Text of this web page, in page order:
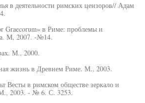
в деятельности римских цензоров// Адам
Graecorum» в Риме: проблемы и
М, 2007. -№14.
М., 2000.
жизнь в Древнем Риме. М., 2003.
Весты в римском обществе зеркало и
2003. - № 6. С. 3253.